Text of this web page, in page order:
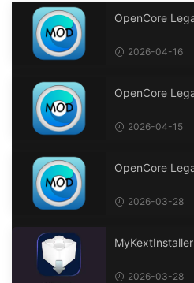
OpenCore
工具2026-04-16
OpenCore
工具2026-04-15
OpenCore
工具2026-03-28
2026-03-28